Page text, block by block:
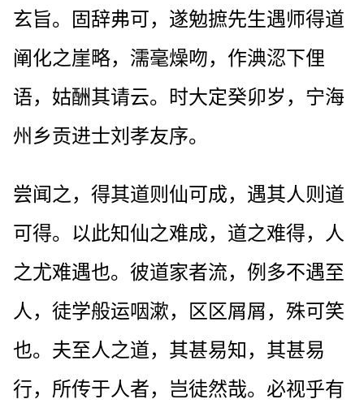
玄旨。固辞弗可，遂勉摭先生遇师得道
阐化之崖略，濡毫燥吻，作淟涊下俚
语，姑酬其请云。时大定癸卯岁，宁海
州乡贡进士刘孝友序。
尝闻之，得其道则仙可成，遇其人则道
可得。以此知仙之难成，道之难得，人
之尤难遇也。彼道家者流，例多不遇至
人，徒学般运咽漱，区区屑屑，殊可笑
也。夫至人之道，其甚易知，其甚易
行，所传于人者，岂徒然哉。必视乎有